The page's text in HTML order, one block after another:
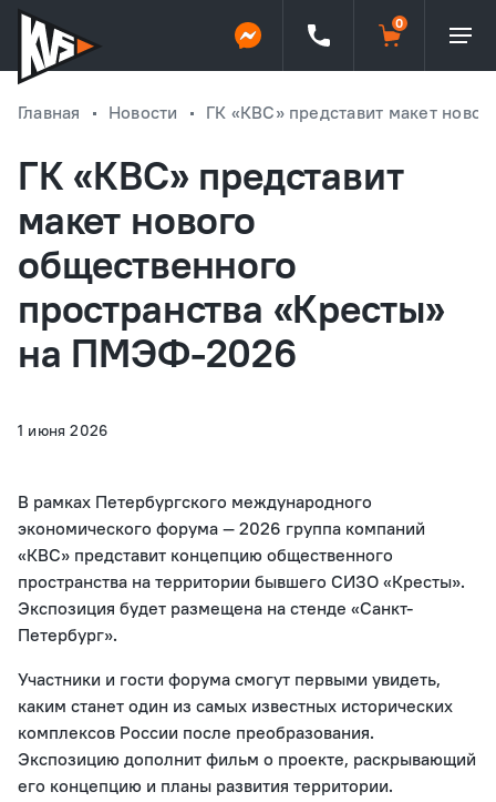
Главная Новости ГК «КВС» представит макет
ГК «КВС» представит
макет нового
общественного
пространства «Кресты»
на ПМЭФ-2026
1 июня 2026
В рамках Петербургского международного
экономического форума — 2026 группа компаний
«КВС» представит концепцию общественного
пространства на территории бывшего СИЗО «Кресты».
Экспозиция будет размещена на стенде «Санкт-
Петербург».
Участники и гости форума смогут первыми увидеть,
каким станет один из самых известных исторических
комплексов России после преобразования.
Экспозицию дополнит фильм о проекте, раскрывающий
его концепцию и планы развития территории.